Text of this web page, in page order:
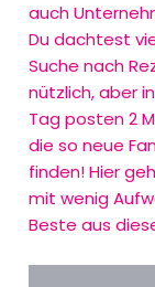
auch
Du dachtest
Suche nach
nützlich, aber
Tag posten 2
die so neue
finden! Hier
mit wenig
Beste aus